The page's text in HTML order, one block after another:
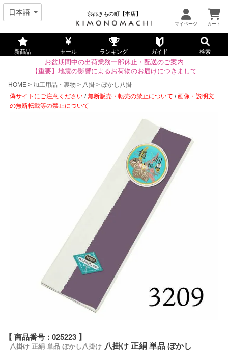
京都きもの町【本店】
新商品 セール ランキング ガイド 検索
お盆期間中の出荷業務一部休止・配送のご案内
【重要】地震の影響によるお荷物のお届けにつきまして
HOME
加工用品・裏物 八掛
ぼかし八掛
偽サイトにご注意ください /無断販売・転売の禁止について /画像・説明文
の無断転載等の禁止について
商品番号 025223
八掛け 正絹 単品 ぼかし八掛け 八掛け 正絹 単品 ぼかし